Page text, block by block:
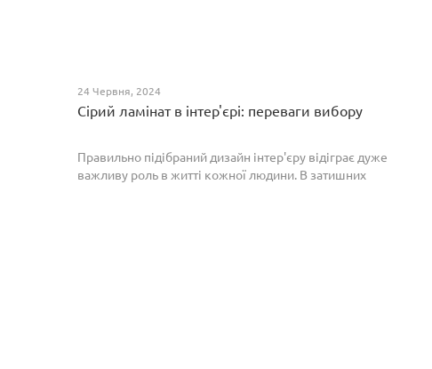
24 Червня, 2024
Сірий ламінат в інтер'єрі: переваги вибору
Правильно підібраний дизайн інтер'єру відіграє дуже
важливу роль в житті кожної людини. В затишних